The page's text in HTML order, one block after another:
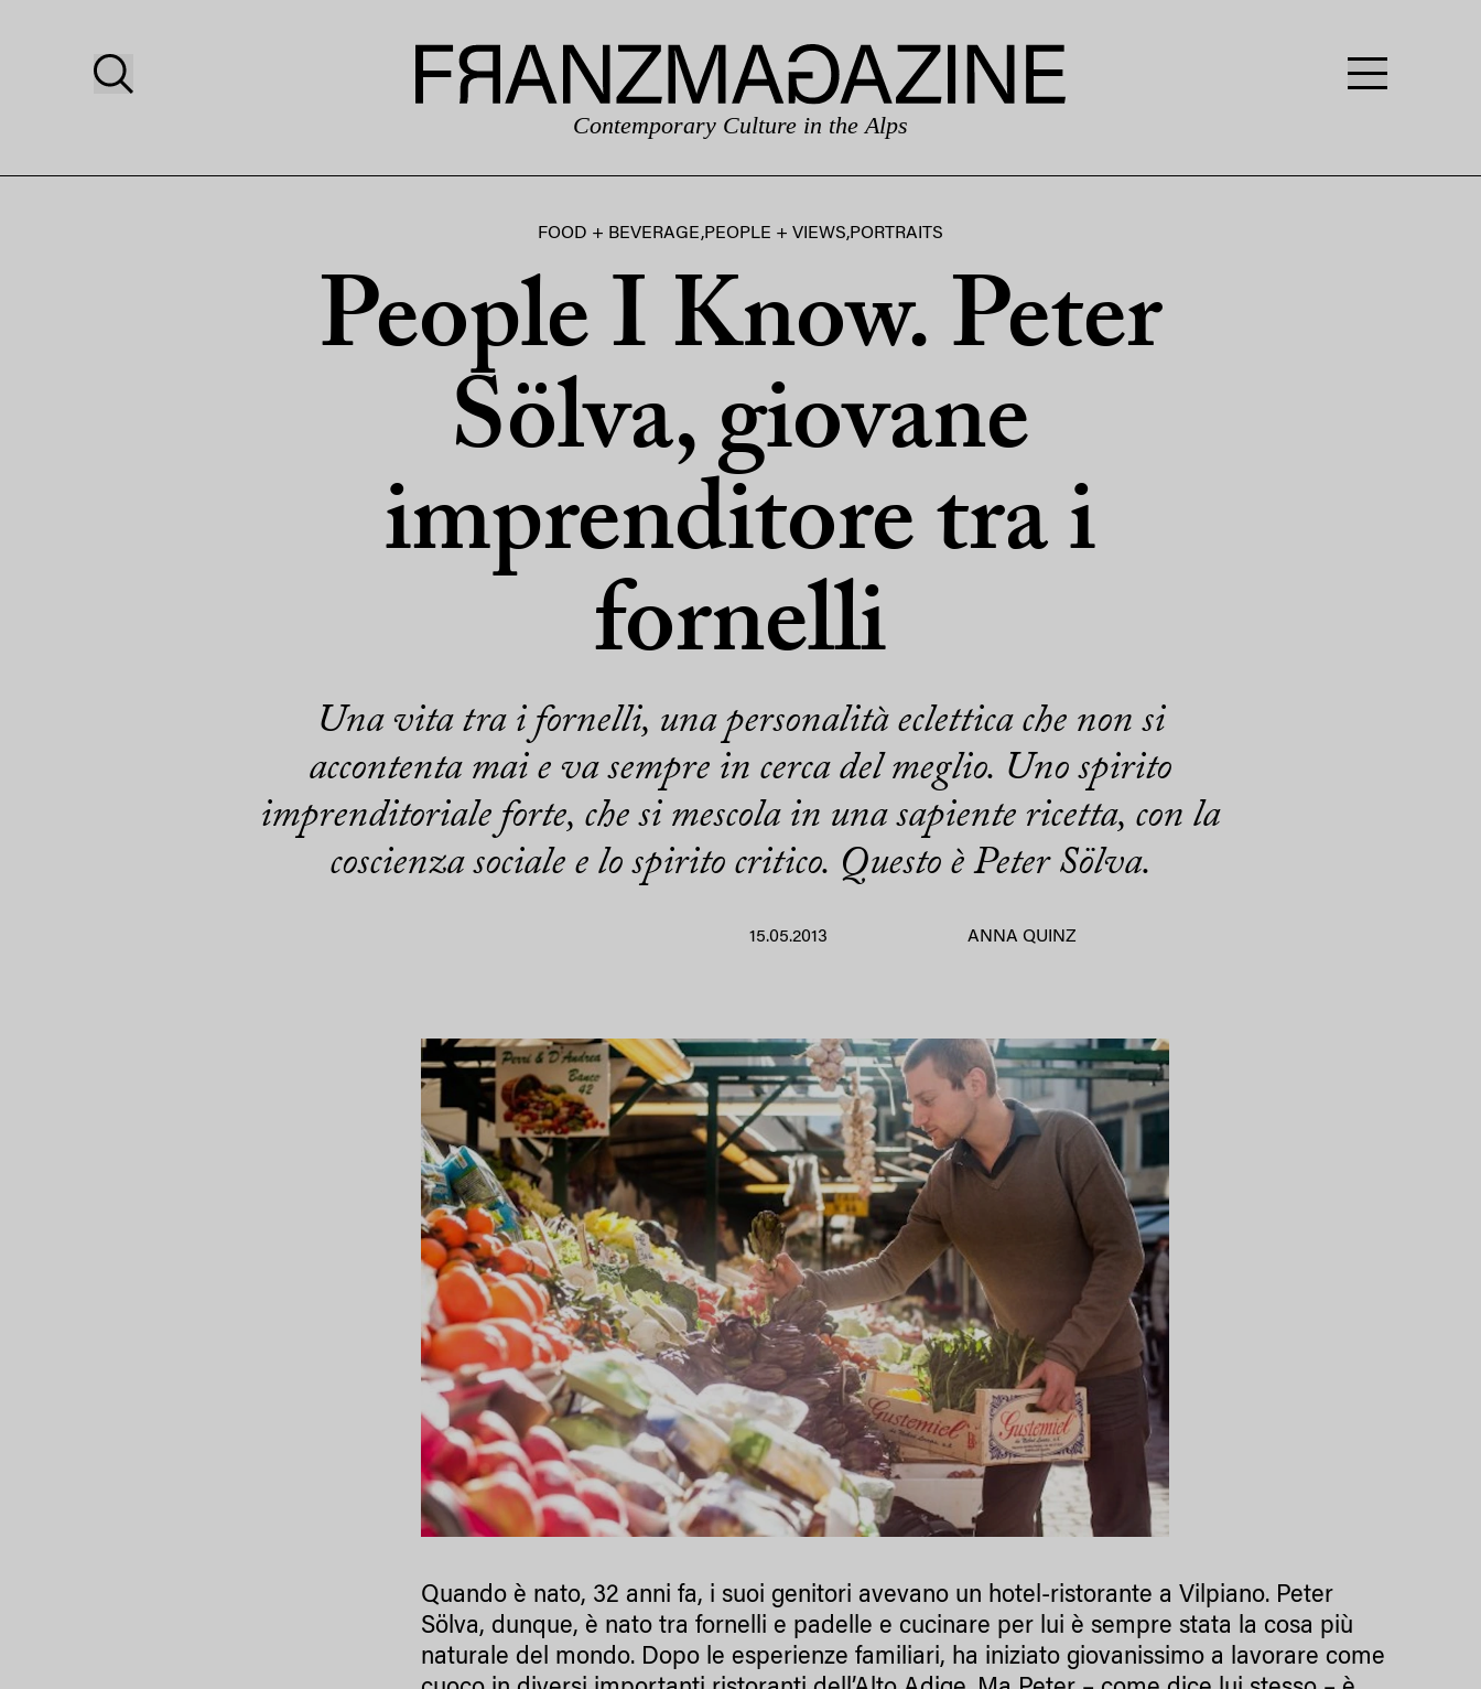
Contemporary Culture in the Alps
FOOD + BEVERAGE,PEOPLE + VIEWS,PORTRAITS
People I Know. Peter
Sölva, giovane
imprenditore tra i
fornelli
Una vita tra i fornelli, una personalità eclettica che non si
accontenta mai e va sempre in cerca del meglio. Uno spirito
imprenditoriale forte, che si mescola in una sapiente ricetta, con la
coscienza sociale e lo spirito critico. Questo è Peter Sölva.
15.05.2013 ANNA QUINZ
Quando è nato, 32 anni fa, i suoi genitori avevano un hotel-ristorante a Vilpiano. Peter
Sölva, dunque, è nato tra fornelli e padelle e cucinare per lui è sempre stata la cosa più
naturale del mondo. Dopo le esperienze familiari, ha iniziato giovanissimo a lavorare come